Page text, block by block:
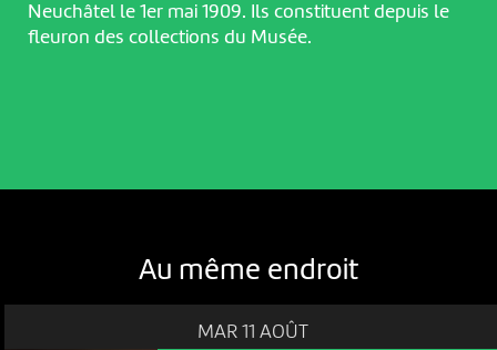
Neuchâtel le 1er mai 1909. Ils constituent depuis le
fleuron des collections du Musée.
Au même endroit
MAR 11 AOÛT